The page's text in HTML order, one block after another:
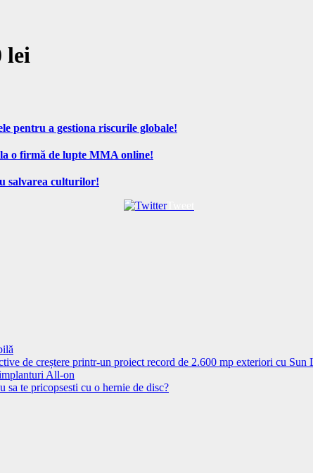
lei
pentru a gestiona riscurile globale!
o firmă de lupte MMA online!
salvarea culturilor!
Tweet
de creștere printr-un proiect record de 2.600 mp exteriori cu Sun
All-on
sa te pricopsesti cu o hernie de disc?